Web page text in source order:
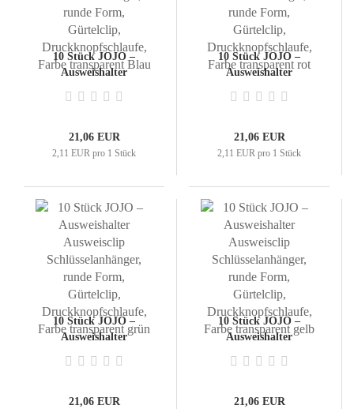
10 Stück JOJO –
Ausweishalter
Schlüsselanhänger,
Druckknopfschlaufe,
Farbe transparent Blau
21,06 EUR
2,11 EUR pro 1 Stück
10 Stück JOJO –
Ausweishalter
Schlüsselanhänger,
Druckknopfschlaufe,
Farbe transparent rot
21,06 EUR
2,11 EUR pro 1 Stück
10 Stück JOJO –
Ausweishalter
Schlüsselanhänger,
Druckknopfschlaufe,
21,06 EUR
10 Stück JOJO –
Ausweishalter
Schlüsselanhänger,
Druckknopfschlaufe,
21,06 EUR